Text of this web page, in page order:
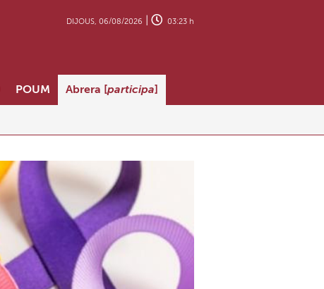
DIJOUS, 06/08/2026 | 03:23 h
POUM Abrera [participa]